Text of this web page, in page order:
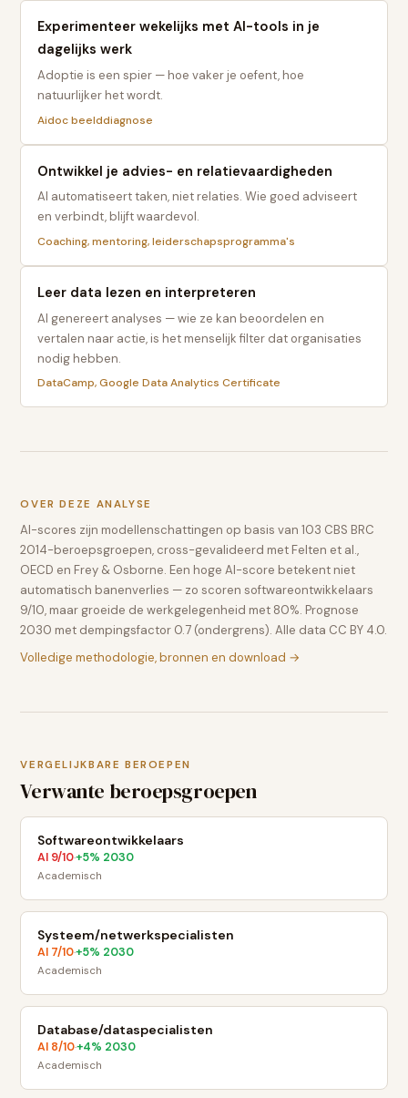
Experimenteer wekelijks met AI-tools in je
dagelijks werk
Adoptie is een spier — hoe vaker je oefent, hoe
natuurlijker het wordt.
Aidoc beelddiagnose
Ontwikkel je advies- en relatievaardigheden
AI automatiseert taken, niet relaties. Wie goed adviseert
en verbindt, blijft waardevol.
Coaching, mentoring, leiderschapsprogramma's
Leer data lezen en interpreteren
AI genereert analyses — wie ze kan beoordelen en
vertalen naar actie, is het menselijk filter dat organisaties
nodig hebben.
DataCamp, Google Data Analytics Certificate
OVER DEZE ANALYSE
AI-scores zijn modellenschattingen op basis van 103 CBS BRC
2014-beroepsgroepen, cross-gevalideerd met Felten et al.,
OECD en Frey & Osborne. Een hoge AI-score betekent niet
automatisch banenverlies — zo scoren softwareontwikkelaars
9/10, maar groeide de werkgelegenheid met 80%. Prognose
2030 met dempingsfactor 0.7 (ondergrens). Alle data CC BY 4.0.
Volledige methodologie, bronnen en download →
VERGELIJKBARE BEROEPEN
Verwante beroepsgroepen
Softwareontwikkelaars
AI 9/10·+5% 2030
Academisch
Systeem/netwerkspecialisten
AI 7/10·+5% 2030
Academisch
Database/dataspecialisten
AI 8/10·+4% 2030
Academisch